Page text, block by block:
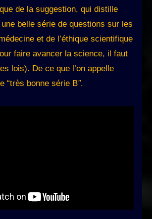
de la suggestion, qui distille
belle série de questions sur les
et de l’éthique scientifique
faire avancer la science, il faut
lois). De ce que l’on appelle
“très bonne série B”.